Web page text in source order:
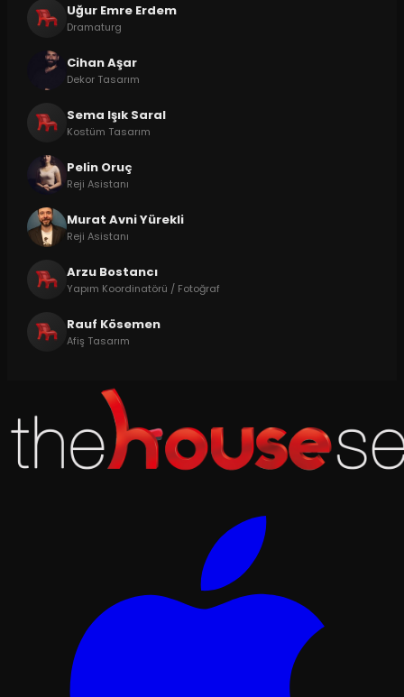
Uğur Emre Erdem
Dramaturg
Cihan Aşar
Dekor Tasarım
Sema Işık Saral
Kostüm Tasarım
Pelin Oruç
Reji Asistanı
Murat Avni Yürekli
Reji Asistanı
Arzu Bostancı
Yapım Koordinatörü / Fotoğraf
Rauf Kösemen
Afiş Tasarım